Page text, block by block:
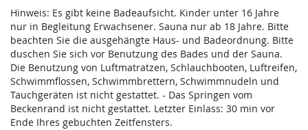
Hinweis: Es gibt keine Badeaufsicht. Kinder unter 16 Jahre
nur in Begleitung Erwachsener. Sauna nur ab 18 Jahre. Bitte
beachten Sie die ausgehängte Haus- und Badeordnung. Bitte
duschen Sie sich vor Benutzung des Bades und der Sauna.
Die Benutzung von Luftmatratzen, Schlauchbooten, Luftreifen,
Schwimmflossen, Schwimmbrettern, Schwimmnudeln und
Tauchgeräten ist nicht gestattet. - Das Springen vom
Beckenrand ist nicht gestattet. Letzter Einlass: 30 min vor
Ende Ihres gebuchten Zeitfensters.